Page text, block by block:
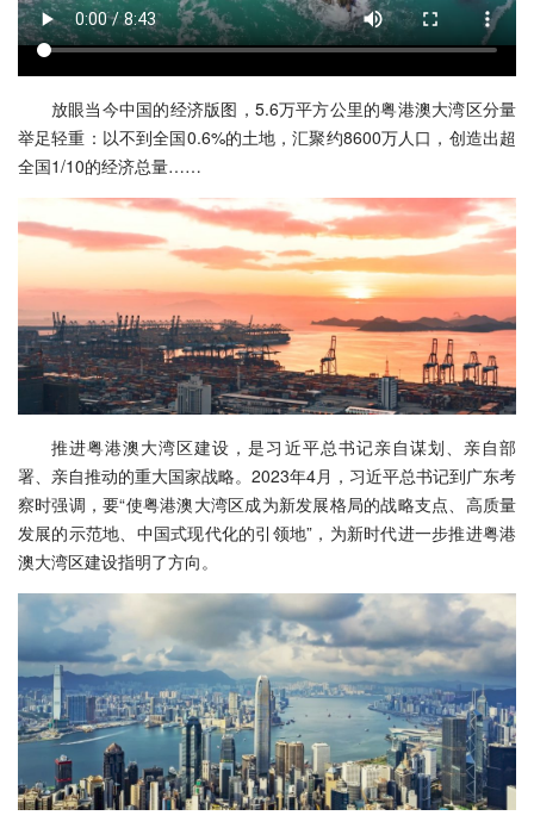
放眼当今中国的经济版图，5.6万平方公里的粤港澳大湾区分量
举足轻重：以不到全国0.6%的土地，汇聚约8600万人口，创造出超
全国1/10的经济总量……
推进粤港澳大湾区建设，是习近平总书记亲自谋划、亲自部
署、亲自推动的重大国家战略。2023年4月，习近平总书记到广东考
察时强调，要“使粤港澳大湾区成为新发展格局的战略支点、高质量
发展的示范地、中国式现代化的引领地”，为新时代进一步推进粤港
澳大湾区建设指明了方向。